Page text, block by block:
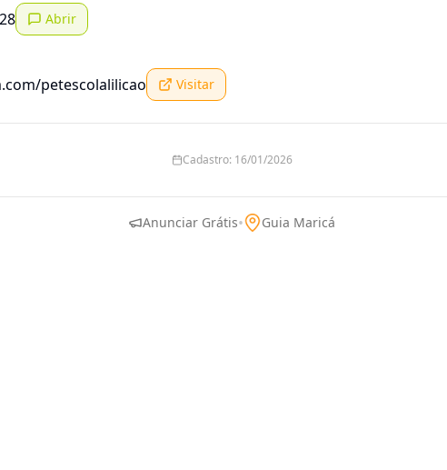
Abrir
petescolalilicao Visitar
Cadastro: 16/01/2026
Anunciar Grátis• Guia Maricá